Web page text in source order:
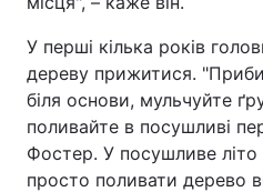
У перші кілька років
дереву прижитися.
біля основи, мульчуйте
поливайте в посушливі
Фостер. У посушливе літо
просто поливати дерево